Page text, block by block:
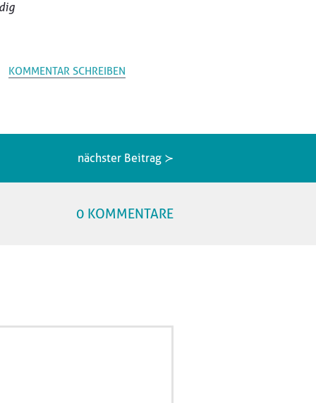
KOMMENTAR SCHREIBEN
nächster Beitrag ≻
0 KOMMENTARE